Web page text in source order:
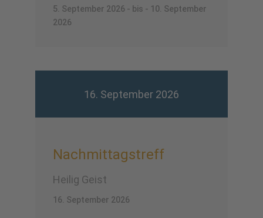
5. September 2026 - bis - 10. September
2026
16. September 2026
Nachmittagstreff
Heilig Geist
16. September 2026